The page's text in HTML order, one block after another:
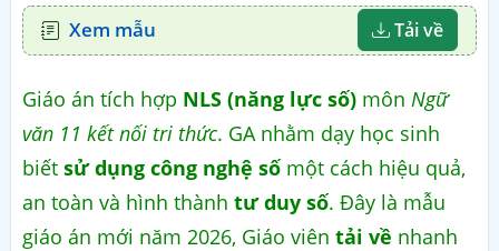
Xem mẫu Tải về
Giáo án tích hợp NLS (năng lực số) môn Ngữ
văn 11 kết nối tri thức. GA nhằm dạy học sinh
biết sử dụng công nghệ sốmột cách hiệu quả,
an toàn và hình thành tư duy số. Đây là mẫu
giáo án mới năm 2026, Giáo viên tải về nhanh